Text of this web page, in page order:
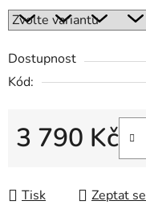
Dostupnost
Kód:
3 790 Kč
Tisk Zeptat se